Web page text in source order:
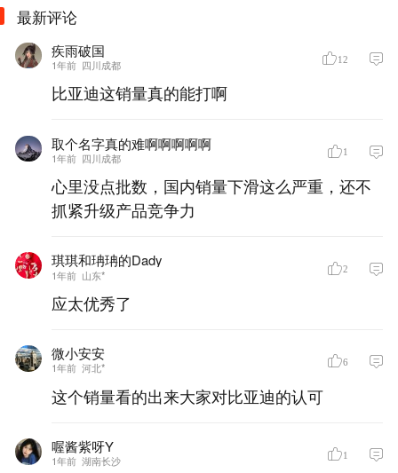
最新评论
疾雨破国
1年前 四川成都 12
比亚迪这销量真的能打啊
取个名字真的难啊啊啊啊啊
1年前 四川成都 1
心里没点批数，国内销量下滑这么严重，还不
抓紧升级产品竞争力
琪琪和珃珃的Dady
1年前 山东* 2
应太优秀了
微小安安
1年前 河北* 6
这个销量看的出来大家对比亚迪的认可
喔酱紫呀Y
1年前 湖南长沙 1